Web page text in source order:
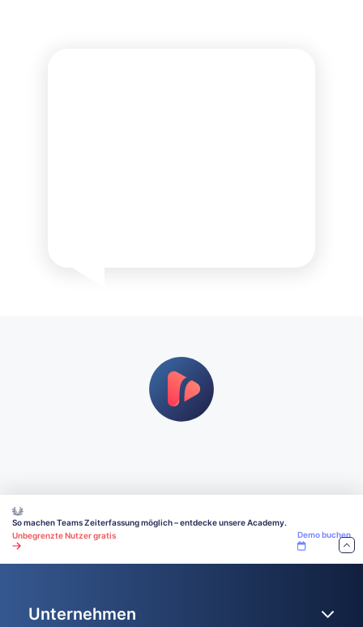
So machen Teams Zeiterfassung möglich – entdecke unsere Academy.
Unbegrenzte Nutzer gratis
Demo buchen
Unternehmen